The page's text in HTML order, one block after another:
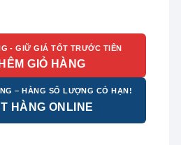
- GIỮ GIÁ TỐT TRƯỚC TIÊN
GIỎ HÀNG
– HÀNG SỐ LƯỢNG CÓ HẠN!
HÀNG ONLINE